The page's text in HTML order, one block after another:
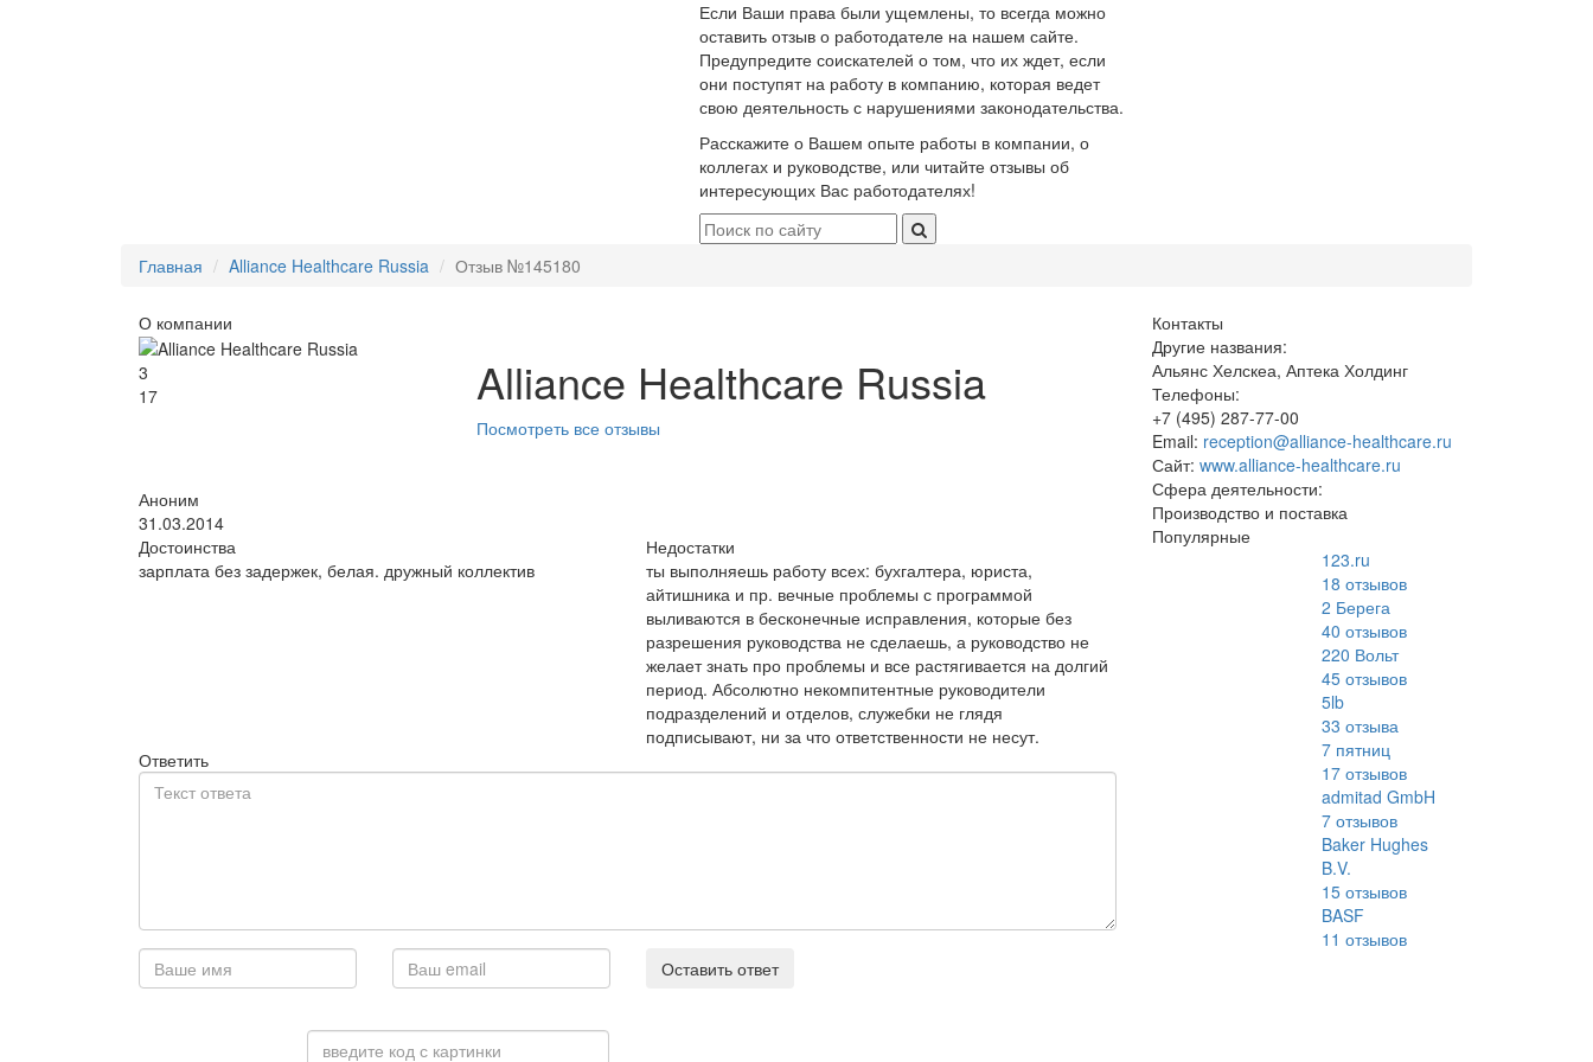
Если Ваши права были ущемлены, то всегда можно
оставить отзыв о работодателе на нашем сайте.
Предупредите соискателей о том, что их ждет, если
они поступят на работу в компанию, которая ведет
свою деятельность с нарушениями законодательства.
Расскажите о Вашем опыте работы в компании, о
коллегах и руководстве, или читайте отзывы об
интересующих Вас работодателях!
Главная Alliance Healthcare Russia Отзыв №145180
О компании
3
17
Alliance Healthcare Russia
Посмотреть все отзывы
Аноним
31.03.2014
Достоинства
зарплата без задержек, белая. дружный коллектив
Недостатки
ты выполняешь работу всех: бухгалтера, юриста,
айтишника и пр. вечные проблемы с программой
выливаются в бесконечные исправления, которые без
разрешения руководства не сделаешь, а руководство не
желает знать про проблемы и все растягивается на долгий
период. Абсолютно некомпитентные руководители
подразделений и отделов, служебки не глядя
подписывают, ни за что ответственности не несут.
Ответить
Оставить ответ
Контакты
Другие названия:
Альянс Хелскеа, Аптека Холдинг
Телефоны:
+7 (495) 287-77-00
Email: reception@alliance-healthcare.ru
Сайт: www.alliance-healthcare.ru
Сфера деятельности:
Производство и поставка
Популярные
123.ru
18 отзывов
2 Берега
40 отзывов
220 Вольт
45отзывов
5lb
33 отзыва
7 пятниц
17отзывов
admitad GmbH
7отзывов
Baker Hughes
B.V.
15отзывов
BASF
11 отзывов